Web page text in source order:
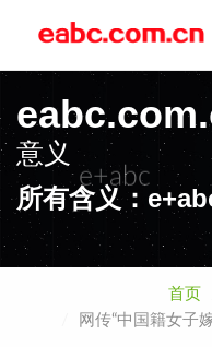
意义e+abc
所有含义：
首页
网传“中国籍女子